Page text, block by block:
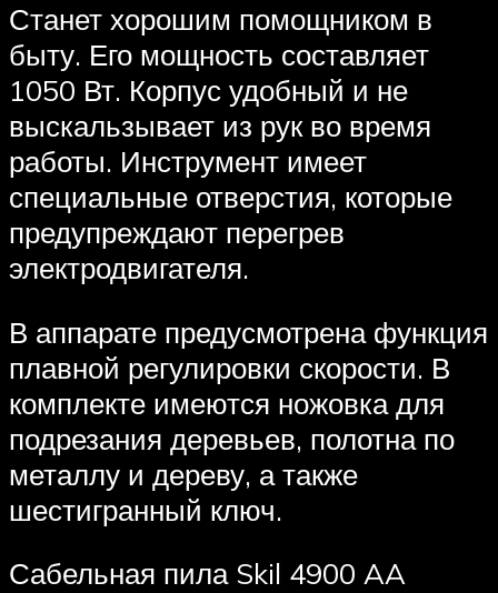
Станет хорошим помощником в
быту. Его мощность составляет
1050 Вт. Корпус удобный и не
выскальзывает из рук во время
работы. Инструмент имеет
специальные отверстия, которые
предупреждают перегрев
электродвигателя.
В аппарате предусмотрена функция
плавной регулировки скорости. В
комплекте имеются ножовка для
подрезания деревьев, полотна по
металлу и дереву, а также
шестигранный ключ.
Сабельная пила Skil 4900 AA